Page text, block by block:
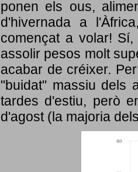
ponen els ous,
d'hivernada a
començat a volar!
assolir pesos molt
acabar de créixer.
"buidat" massiu dels
tardes d'estiu, però
d'agost (la majoria